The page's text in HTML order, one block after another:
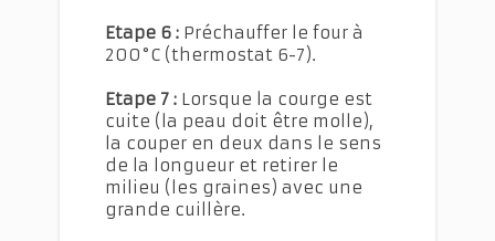
Etape 6 : Préchauffer le four à
200°C (thermostat 6-7).
Etape 7 : Lorsque la courge est
cuite (la peau doit être molle),
la couper en deux dans le sens
de la longueur et retirer le
milieu (les graines) avec une
grande cuillère.